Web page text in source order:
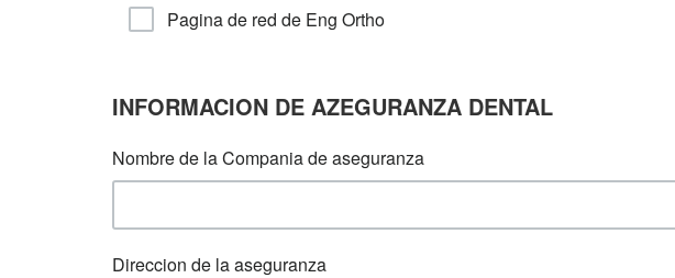
Pagina de red de Eng Ortho
INFORMACION DE AZEGURANZA DENTAL
Nombre de la Compania de aseguranza
Direccion de la aseguranza